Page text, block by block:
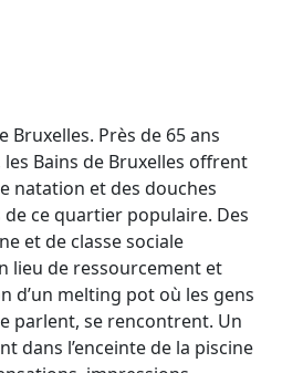
Près de 65 ans
Bains de Bruxelles offrent
natation et des douches
ce quartier populaire. Des
et de classe sociale
lieu de ressourcement et
d’un melting pot où les gens
parlent, se rencontrent. Un
dans l’enceinte de la piscine